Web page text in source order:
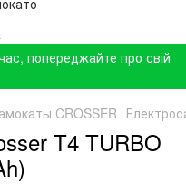
попереджайте про свій
CROSSER
T4 TURBO